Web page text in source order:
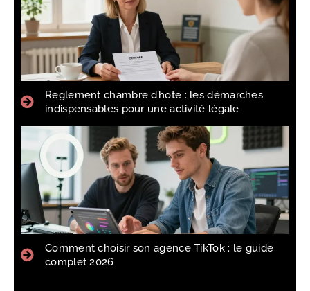
Reglement chambre d’hote : les démarches
indispensables pour une activité légale
Comment choisir son agence TikTok : le guide
complet 2026